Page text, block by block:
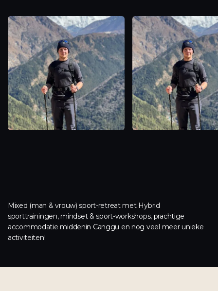
Mixed (man & vrouw) sport-retreat met Hybrid
sporttrainingen, mindset & sport-workshops, prachtige
accommodatie middenin Canggu en nog veel meer unieke
activiteiten!